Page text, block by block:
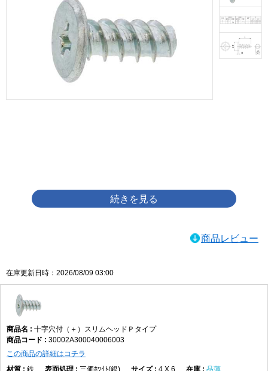
商品レビュー
在庫更新日時：2026/08/09 03:00
十字穴付（＋）スリムヘッドＰタイプ
30002A300040006003
この商品の詳細はコチラ
鉄
三価ﾎﾜｲﾄ(銀) 4 X 6
品薄